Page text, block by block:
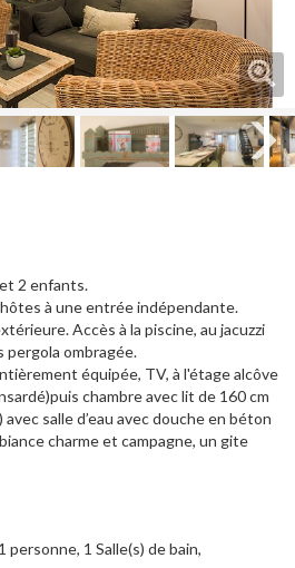
2 enfants.
à une entrée indépendante.
Accès à la piscine, au jacuzzi
pergola ombragée.
équipée, TV, à l'étage alcôve
chambre avec lit de 160 cm
salle d’eau avec douche en béton
charme et campagne, un gite
personne, 1 Salle(s) de bain,